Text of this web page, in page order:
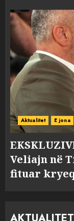
Aktualitet E jona
Veliajn në
fituar